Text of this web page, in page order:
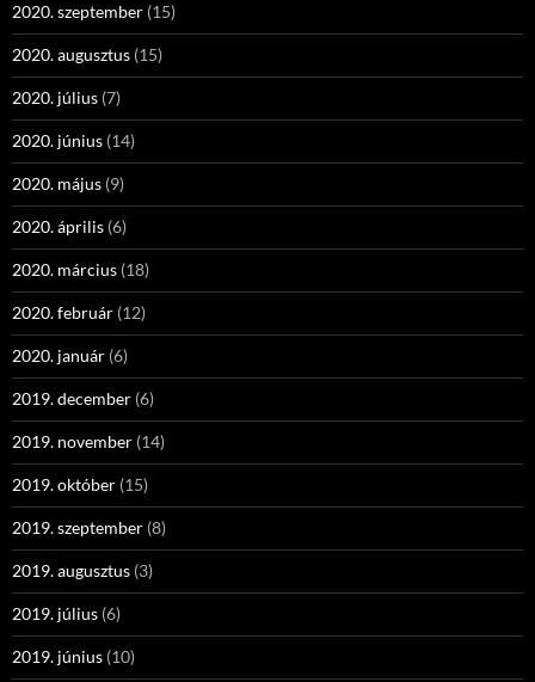
2020. szeptember (15)
2020. augusztus (15)
2020. július (7)
2020. június (14)
2020. május (9)
2020. április (6)
2020. március (18)
2020. február (12)
2020. január (6)
2019. december (6)
2019. november (14)
2019. október (15)
2019. szeptember (8)
2019. augusztus (3)
2019. július (6)
2019. június (10)